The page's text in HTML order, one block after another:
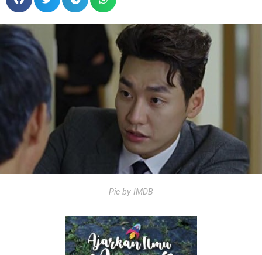
Pic by IMDB